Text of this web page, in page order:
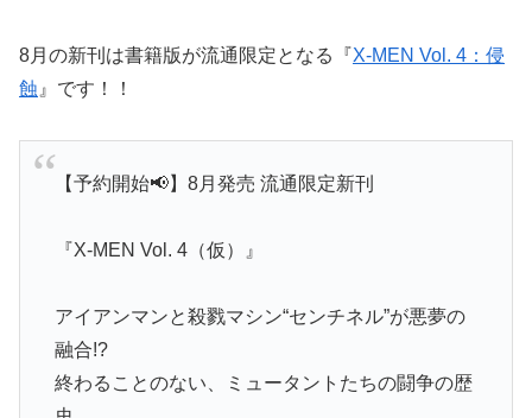
8月の新刊は書籍版が流通限定となる『X-MEN Vol. 4：侵
蝕 』です！！
【予約開始📢】8月発売 流通限定新刊
『X-MEN Vol. 4（仮）』
アイアンマンと殺戮マシン“センチネル”が悪夢の
融合!?
終わることのない、ミュータントたちの闘争の歴